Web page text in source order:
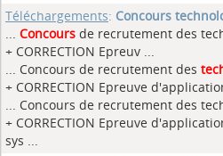
Téléchargements: Concours
... Concours de recrutement des
+ CORRECTION Epreuv ...
... Concours de recrutement des
+ CORRECTION Epreuve
... Concours de recrutement des
+ CORRECTION Epreuve
sys ...